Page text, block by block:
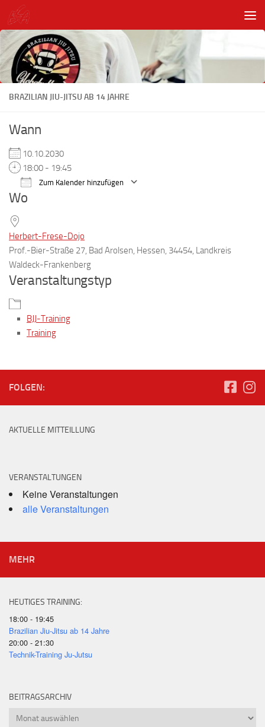
Unter dem Inhalt
BRAZILIAN JIU-JITSU AB 14 JAHRE
Wann
10.10.2030
18:00 - 19:45
Zum Kalender hinzufügen
Wo
Herbert-Frese-Dojo
Prof.-Bier-Straße 27, Bad Arolsen, Hessen, 34454, Landkreis
Waldeck-Frankenberg
Veranstaltungstyp
BJJ-Training
Training
FOLGEN:
AKTUELLE MITTEILLUNG
VERANSTALTUNGEN
Keine Veranstaltungen
alle Veranstaltungen
MEHR
HEUTIGES TRAINING:
18:00 - 19:45
Brazilian Jiu-Jitsu ab 14 Jahre
20:00 - 21:30
Technik-Training Ju-Jutsu
BEITRAGSARCHIV
Beitragsarchiv